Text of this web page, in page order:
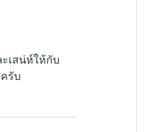
เสน่ห์ให้กับ
รับ